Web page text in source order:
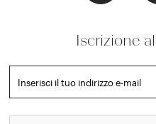
Iscrizione
Inserisci il tuo indirizzo e-mail